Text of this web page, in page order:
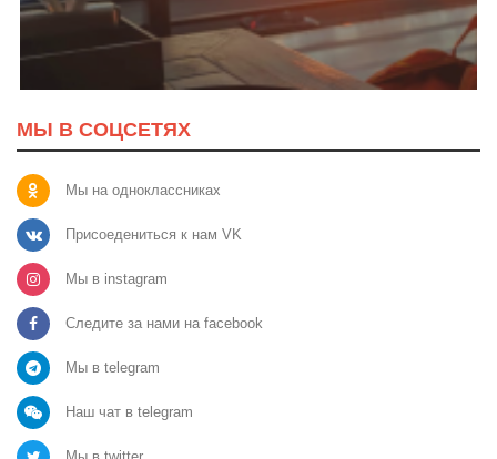
МЫ В СОЦСЕТЯХ
Мы на одноклассниках
Присоедениться к нам VK
Мы в instagram
Следите за нами на facebook
Мы в telegram
Наш чат в telegram